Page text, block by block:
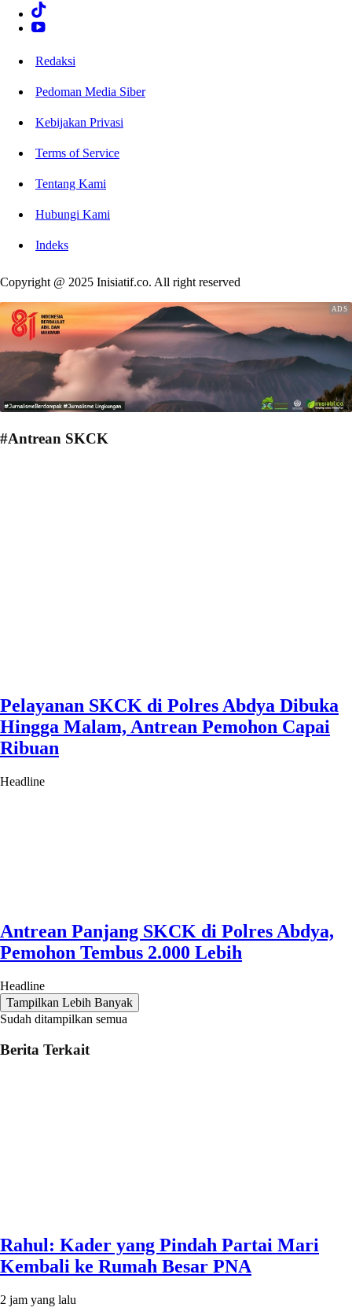
Redaksi
Pedoman Media Siber
Kebijakan Privasi
Terms of Service
Tentang Kami
Hubungi Kami
Indeks
Copyright @ 2025 Inisiatif.co. All right reserved
#Antrean SKCK
Pelayanan SKCK di Polres Abdya Dibuka
Hingga Malam, Antrean Pemohon Capai
Ribuan
Headline
Antrean Panjang SKCK di Polres Abdya,
Pemohon Tembus 2.000 Lebih
Headline
Tampilkan Lebih Banyak
Sudah ditampilkan semua
Berita Terkait
Rahul: Kader yang Pindah Partai Mari
Kembali ke Rumah Besar PNA
2 jam yang lalu